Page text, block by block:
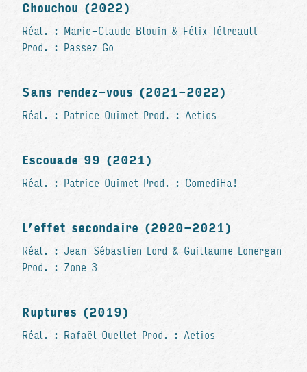
Chouchou (2022)
Réal. : Marie-Claude Blouin & Félix Tétreault
Prod. : Passez Go
Sans rendez-vous (2021-2022)
Réal. : Patrice Ouimet Prod. : Aetios
Escouade 99 (2021)
Réal. : Patrice Ouimet Prod. : ComediHa!
L’effet secondaire (2020-2021)
Réal. : Jean-Sébastien Lord & Guillaume Lonergan
Prod. : Zone 3
Ruptures (2019)
Réal. : Rafaël Ouellet Prod. : Aetios